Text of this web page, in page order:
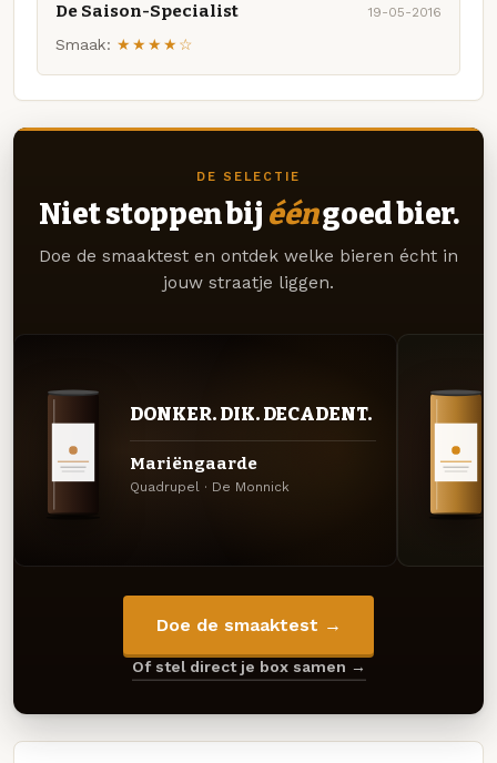
De Saison-Specialist 19-05-2016
Smaak: ★★★★☆
DE SELECTIE
Niet stoppen bij ééngoed bier.
Doe de smaaktest en ontdek welke bieren écht in
jouw straatje liggen.
DONKER. DIK. DECADENT.
Mariëngaarde
Quadrupel · De Monnick
Doe de smaaktest →
Of stel direct je box samen →